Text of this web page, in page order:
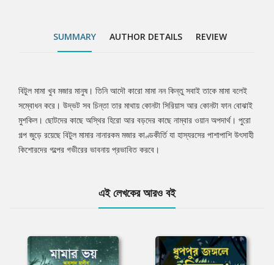
SUMMARY AUTHOR DETAILS REVIEW
Tab
Article
বিটুল মামা খুব মজার মানুষ। তিনি আদৌ কারো মামা নন কিন্তু সবাই তাকে মামা বলেই
সম্বোধন করে। উদ্ভট সব চিন্তা তার মাথায় কোনটা সিরিয়াস আর কোনটা ফান বোঝাই
মুশকিল। ছোটদের কাছে অস্থির হিরো আর বড়দের কাছে নাম্বার ওয়ান অপদার্থ। পুরো
গল্প জুড়ে রয়েছে বিটুল মামার নানারকম মজার কাণ্ডকীর্তি যা হাস্যরসের পাশাপাশি উৎসাহী
কিশোরদের গল্পের গভীরের ভাবনায় প্রভাবিত করবে।
এই লেখকের আরও বই